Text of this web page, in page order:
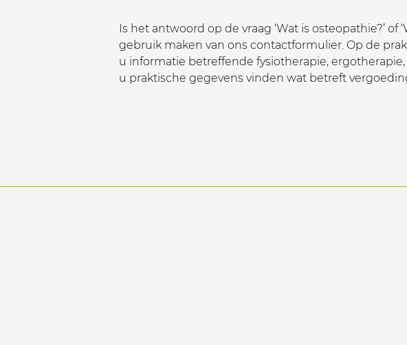
Is het antwoord op de vraag ‘Wat is osteopathie?’
gebruik maken van ons contactformulier. Op de
u informatie betreffende fysiotherapie,
u praktische gegevens vinden wat betreft